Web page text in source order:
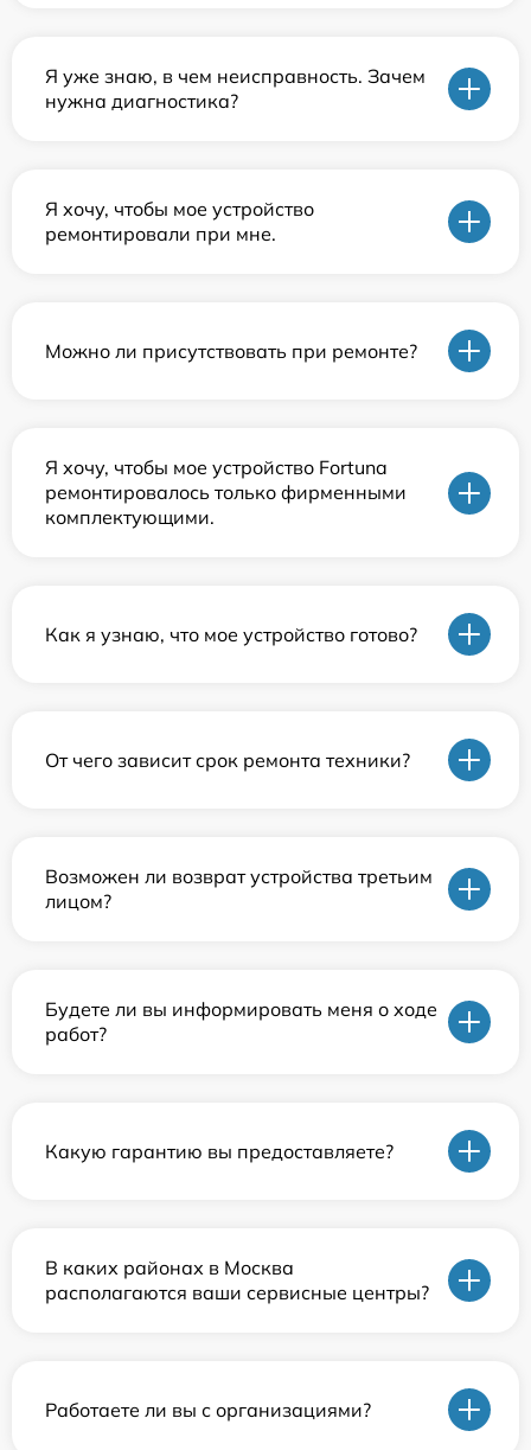
Я уже знаю, в чем неисправность. Зачем
нужна диагностика?
Я хочу, чтобы мое устройство
ремонтировали при мне.
Можно ли присутствовать при ремонте?
Я хочу, чтобы мое устройство Fortuna
ремонтировалось только фирменными
комплектующими.
Как я узнаю, что мое устройство готово?
От чего зависит срок ремонта техники?
Возможен ли возврат устройства третьим
лицом?
Будете ли вы информировать меня о ходе
работ?
Какую гарантию вы предоставляете?
В каких районах в Москва
располагаются ваши сервисные центры?
Работаете ли вы с организациями?